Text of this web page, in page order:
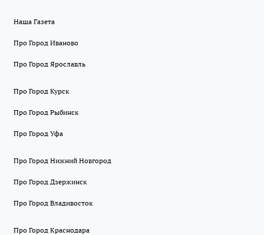
Наша Газета
Про Город Иваново
Про Город Ярославль
Про Город Курск
Про Город Рыбинск
Про Город Уфа
Про Город Нижний Новгород
Про Город Дзержинск
Про Город Владивосток
Про Город Краснодара